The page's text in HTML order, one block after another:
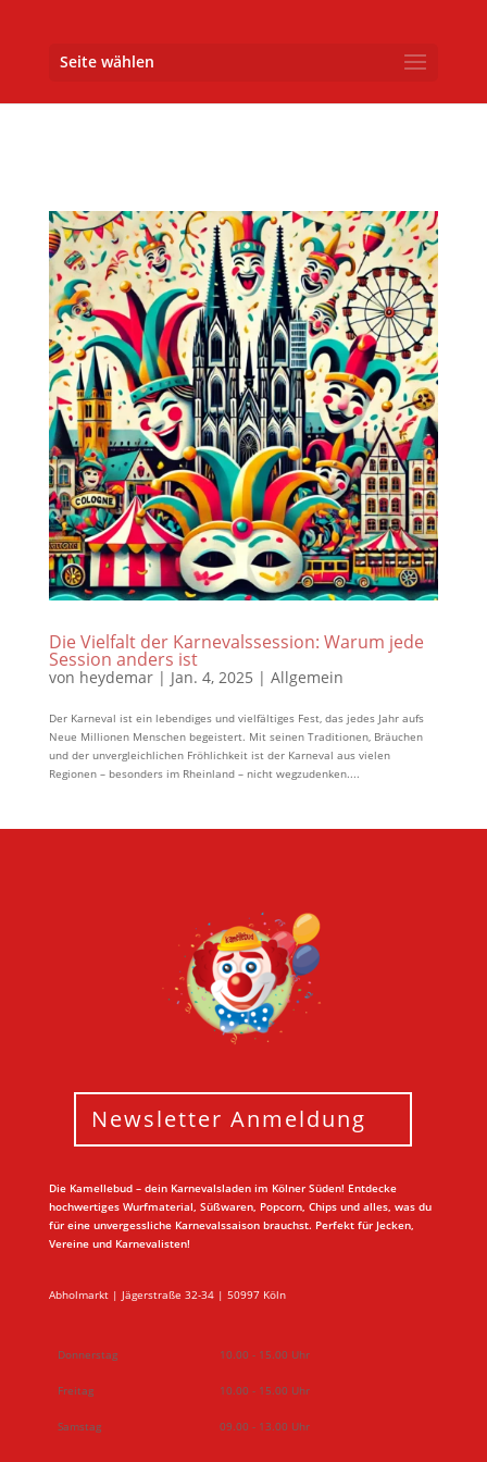
Seite wählen
Die Vielfalt der Karnevalssession: Warum jede
Session anders ist
von heydemar| Jan. 4, 2025 | Allgemein
Der Karneval ist ein lebendiges und vielfältiges Fest, das jedes Jahr aufs
Neue Millionen Menschen begeistert. Mit seinen Traditionen, Bräuchen
und der unvergleichlichen Fröhlichkeit ist der Karneval aus vielen
Regionen – besonders im Rheinland – nicht wegzudenken....
Newsletter Anmeldung
Die Kamellebud – dein Karnevalsladen im Kölner Süden! Entdecke
hochwertiges Wurfmaterial, Süßwaren, Popcorn, Chips und alles, was du
für eine unvergessliche Karnevalssaison brauchst. Perfekt für Jecken,
Vereine und Karnevalisten!
Abholmarkt | Jägerstraße 32-34 | 50997 Köln
Donnerstag 10.00 - 15.00 Uhr
Freitag 10.00 - 15.00 Uhr
Samstag 09.00 - 13.00 Uhr